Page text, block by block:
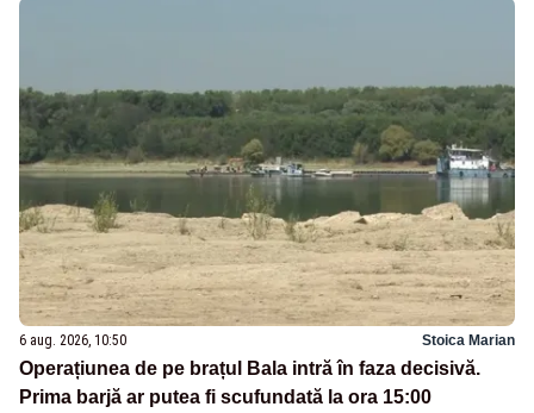
6 aug. 2026, 10:50 Stoica Marian
Operațiunea de pe brațul Bala intră în faza decisivă.
Prima barjă ar putea fi scufundată la ora 15:00